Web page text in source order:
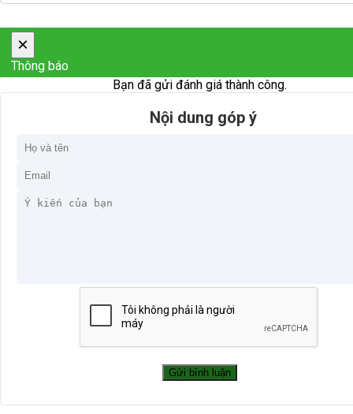
×
Thông báo
Bạn đã gửi đánh giá thành công.
Nội dung góp ý